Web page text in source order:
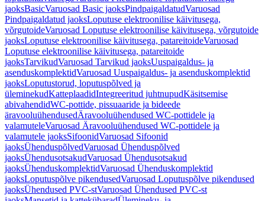
jaoksBasicVaruosad Basic jaoksPindpaigaldatudVaruosad
Pindpaigaldatud jaoksLoputuse elektroonilise käivitusega,
võrgutoideVaruosad Loputuse elektroonilise käivitusega, võrgutoide
jaoksLoputuse elektroonilise käivitusega, patareitoideVaruosad
Loputuse elektroonilise käivitusega, patareitoide
jaoksTarvikudVaruosad Tarvikud jaoksUuspaigaldus- ja
asenduskomplektidVaruosad Uuspaigaldus- ja asenduskomplektid
jaoksLoputustorud, loputuspõlved ja
üleminekudKatteplaadidIntegreeritud juhtnupudKäsitsemise
abivahendidWC-pottide, pissuaaride ja bideede
äravooluühendusedÄravooluühendused WC-pottidele ja
valamuteleVaruosad Äravooluühendused WC-pottidele ja
valamutele jaoksSifoonidVaruosad Sifoonid
jaoksÜhenduspõlvedVaruosad Ühenduspõlved
jaoksÜhendusotsakudVaruosad Ühendusotsakud
jaoksÜhenduskomplektidVaruosad Ühenduskomplektid
jaoksLoputuspõlve pikendusedVaruosad Loputuspõlve pikendused
jaoksÜhendused PVC-stVaruosad Ühendused PVC-st